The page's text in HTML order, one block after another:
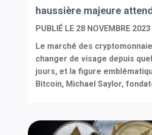
haussière majeure
PUBLIÉ LE 28 NOVEMBRE 2023
Le marché des
changer de visage depuis
jours, et la figure
Bitcoin, Michael Saylor,